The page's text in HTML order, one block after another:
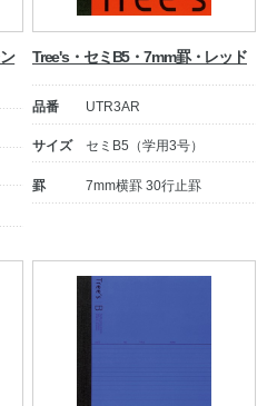
Tree's・セミB5・7mm罫・レッド
品番 UTR3AR
サイズ セミB5（学用3号）
罫 7mm横罫 30行止罫